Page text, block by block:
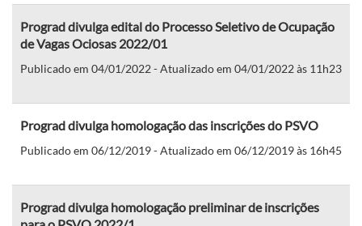
Prograd divulga edital do Processo Seletivo de Ocupação
de Vagas Ociosas 2022/01
Publicado em 04/01/2022 - Atualizado em 04/01/2022 às 11h23
Prograd divulga homologação das inscrições do PSVO
Publicado em 06/12/2019 - Atualizado em 06/12/2019 às 16h45
Prograd divulga homologação preliminar de inscrições